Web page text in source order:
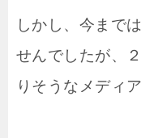
しかし、今まで
せんでしたが、
りそうなメディ